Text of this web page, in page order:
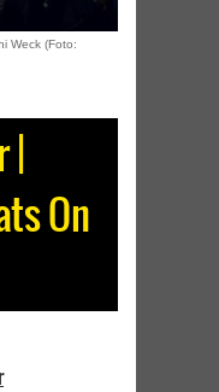
Weck (Foto:
|
On